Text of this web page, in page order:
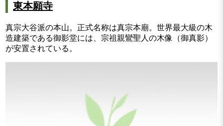
東本願寺
真宗大谷派の本山。正式名称は真宗本廟。世界最大級の木
造建築である御影堂には、宗祖親鸞聖人の木像（御真影）
が安置されている。